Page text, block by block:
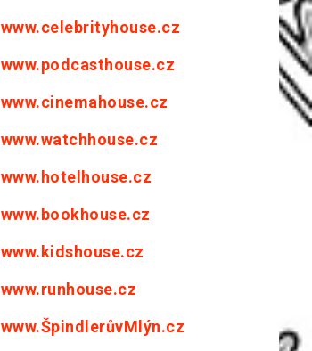
www.celebrityhouse.cz
www.podcasthouse.cz
www.cinemahouse.cz
www.watchhouse.cz
www.hotelhouse.cz
www.bookhouse.cz
www.kidshouse.cz
www.runhouse.cz
www.ŠpindlerůvMlýn.cz